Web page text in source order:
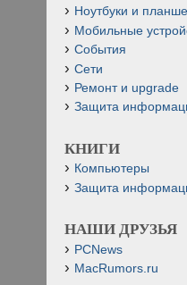
Ноутбуки и
Мобильные
События
Сети
Ремонт и upgrade
Защита
КНИГИ
Компьютеры
Защита
НАШИ ДРУЗЬЯ
PCNews
MacRumors.ru